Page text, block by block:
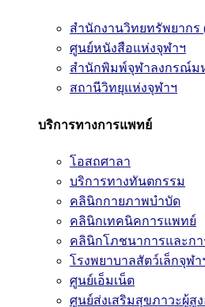
สำนักงานวิทยทรัพยากร
ศูนย์หนังสือแห่งจุฬาฯ
สำนักพิมพ์จุฬาลงกรณ์ม
สถานีวิทยุแห่งจุฬาฯ
บริการทางการแพทย์
โอสถศาลา
บริการทางทันตกรรม
คลินิกกายภาพบำบัด
คลินิกเทคนิคการแพทย์
คลินิกโภชนาการและก
โรงพยาบาลสัตว์เล็กจุฬา
ศูนย์เอ็มเน็ต
ศูนย์ส่งเสริมสุขภาวะผู้สู